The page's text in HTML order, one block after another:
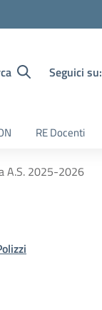
Seguici su:
RE Docenti
A.S. 2025-2026